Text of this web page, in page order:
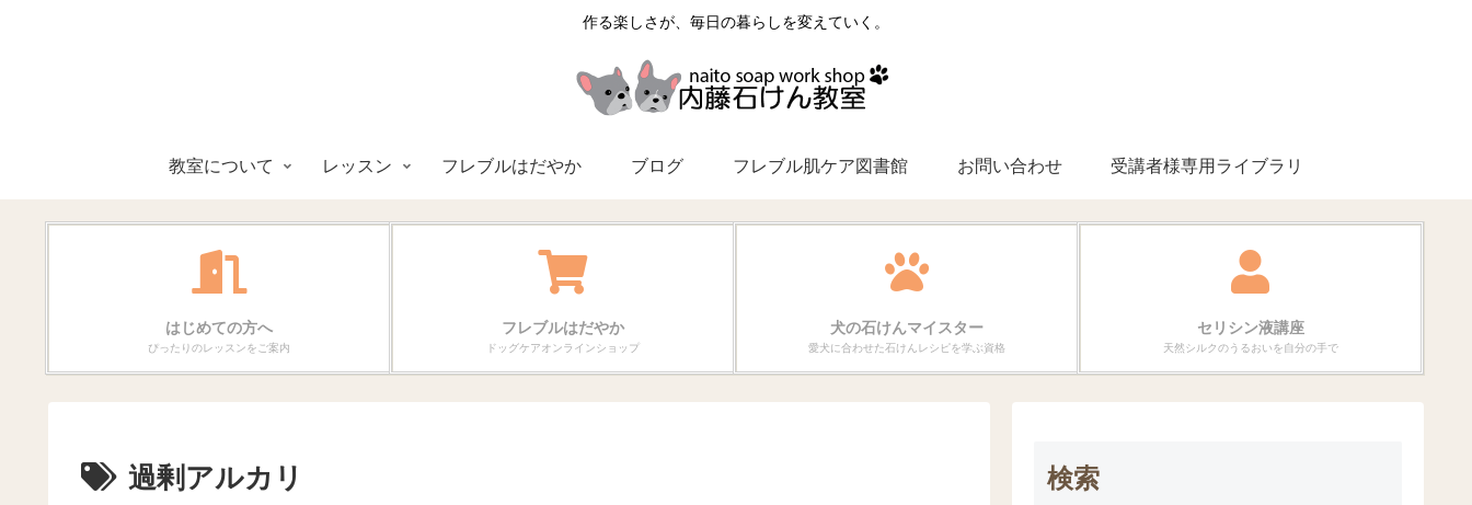
作る楽しさが、毎日の暮らしを変えていく。
教室について レッスン フレブルはだやか ブログ フレブル肌ケア図書館 お問い合わせ 受講者様専用ライブラリ
はじめての方へ
ぴったりのレッスンをご案内
フレブルはだやか
ドッグケアオンラインショップ
犬の石けんマイスター
愛犬に合わせた石けんレシピを学ぶ資格
セリシン液講座
天然シルクのうるおいを自分の手で
過剰アルカリ 検索